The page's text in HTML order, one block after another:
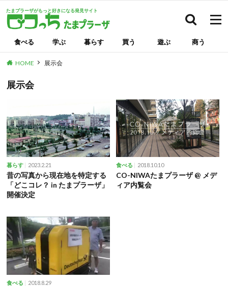
たまプラーザがもっと好きになる発見サイト
食べる 学ぶ 暮らす 買う 遊ぶ 商う
HOME 展示会
展示会
暮らす 2023.2.21
昔の写真から現在地を特定する
「どこコレ？ in たまプラーザ」
開催決定
食べる 2018.10.10
CO-NIWAたまプラーザ @ メデ
ィア内覧会
食べる 2018.8.29